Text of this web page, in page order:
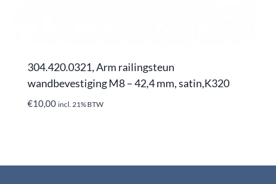
304.420.0321, Arm railingsteun
wandbevestiging M8 – 42,4 mm, satin,K320
€10,00 incl. 21% BTW